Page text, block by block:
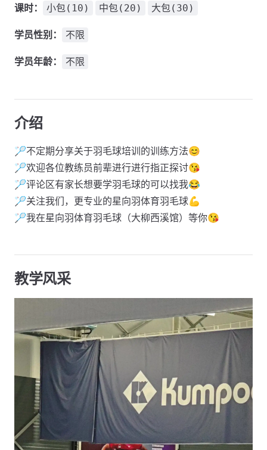
课时： 小包(10) 中包(20) 大包(30)
学员性别： 不限
学员年龄： 不限
介绍
🏸不定期分享关于羽毛球培训的训练方法😊
🏸欢迎各位教练员前辈进行进行指正探讨😘
🏸评论区有家长想要学羽毛球的可以找我😂
🏸关注我们，更专业的星向羽体育羽毛球💪
🏸我在星向羽体育羽毛球（大柳西溪馆）等你😘
教学风采